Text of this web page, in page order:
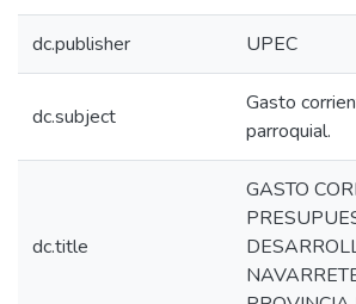
dc.publisher UPEC
dc.subject
Gasto
parroquial.
dc.title
GASTO